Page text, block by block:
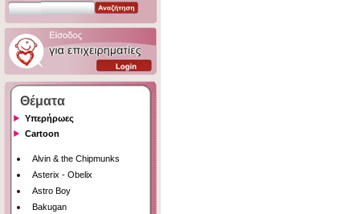
Θέματα
Υπερήρωες
Cartoon
Alvin & the Chipmunks
Asterix - Obelix
Astro Boy
Bakugan